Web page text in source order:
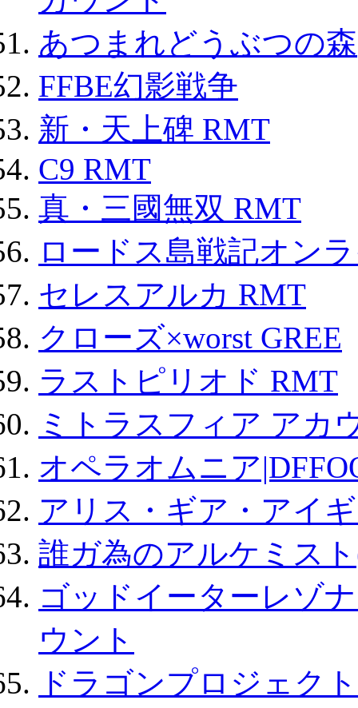
あつまれどうぶつの森
FFBE幻影戦争
新・天上碑 RMT
C9 RMT
真・三國無双 RMT
ロードス島戦記オン
セレスアルカ RMT
クローズ×worst GREE
ラストピリオド RMT
ミトラスフィア アカ
オペラオムニア
アリス・ギア・アイ
誰ガ為のアルケミス
ゴッドイーターレゾ
ウント
ドラゴンプロジェク